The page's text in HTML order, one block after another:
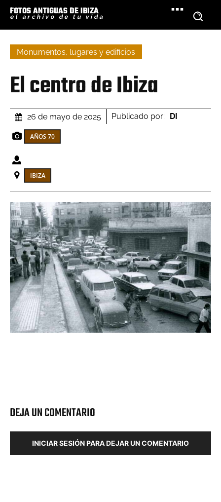
FOTOS ANTIGUAS DE IBIZA
el archivo de tu vida
Monumentos, lugares y edificios
El centro de Ibiza
26 de mayo de 2025 Publicado por: DI
AÑOS 70
IBIZA
DEJA UN COMENTARIO
INICIAR SESIÓN PARA DEJAR UN COMENTARIO